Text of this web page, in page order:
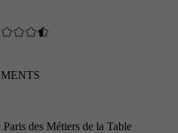
des Métiers de la Table